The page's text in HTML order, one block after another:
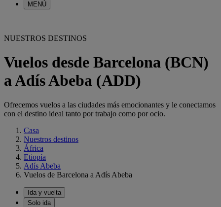
MENÚ
NUESTROS DESTINOS
Vuelos desde Barcelona (BCN)
a Adís Abeba (ADD)
Ofrecemos vuelos a las ciudades más emocionantes y le conectamos
con el destino ideal tanto por trabajo como por ocio.
Casa
Nuestros destinos
África
Etiopía
Adís Abeba
Vuelos de Barcelona a Adís Abeba
Ida y vuelta
Solo ida